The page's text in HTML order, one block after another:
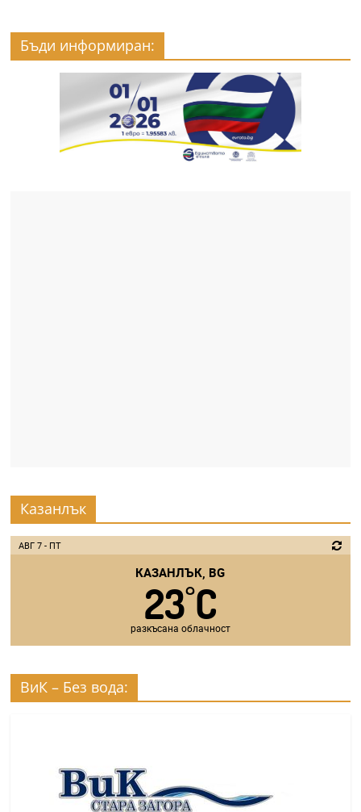
Бъди информиран:
Казанлък
АВГ 7 - ПТ
КАЗАНЛЪК, BG
23°C
разкъсана облачност
ВиК – Без вода: